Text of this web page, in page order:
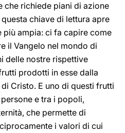
che richiede piani di azione
chiave di lettura apre
più ampia: ci fa capire come
il Vangelo nel mondo di
delle nostre rispettive
prodotti in esse dalla
Cristo. E uno di questi frutti
e tra i popoli,
che permette di
i valori di cui